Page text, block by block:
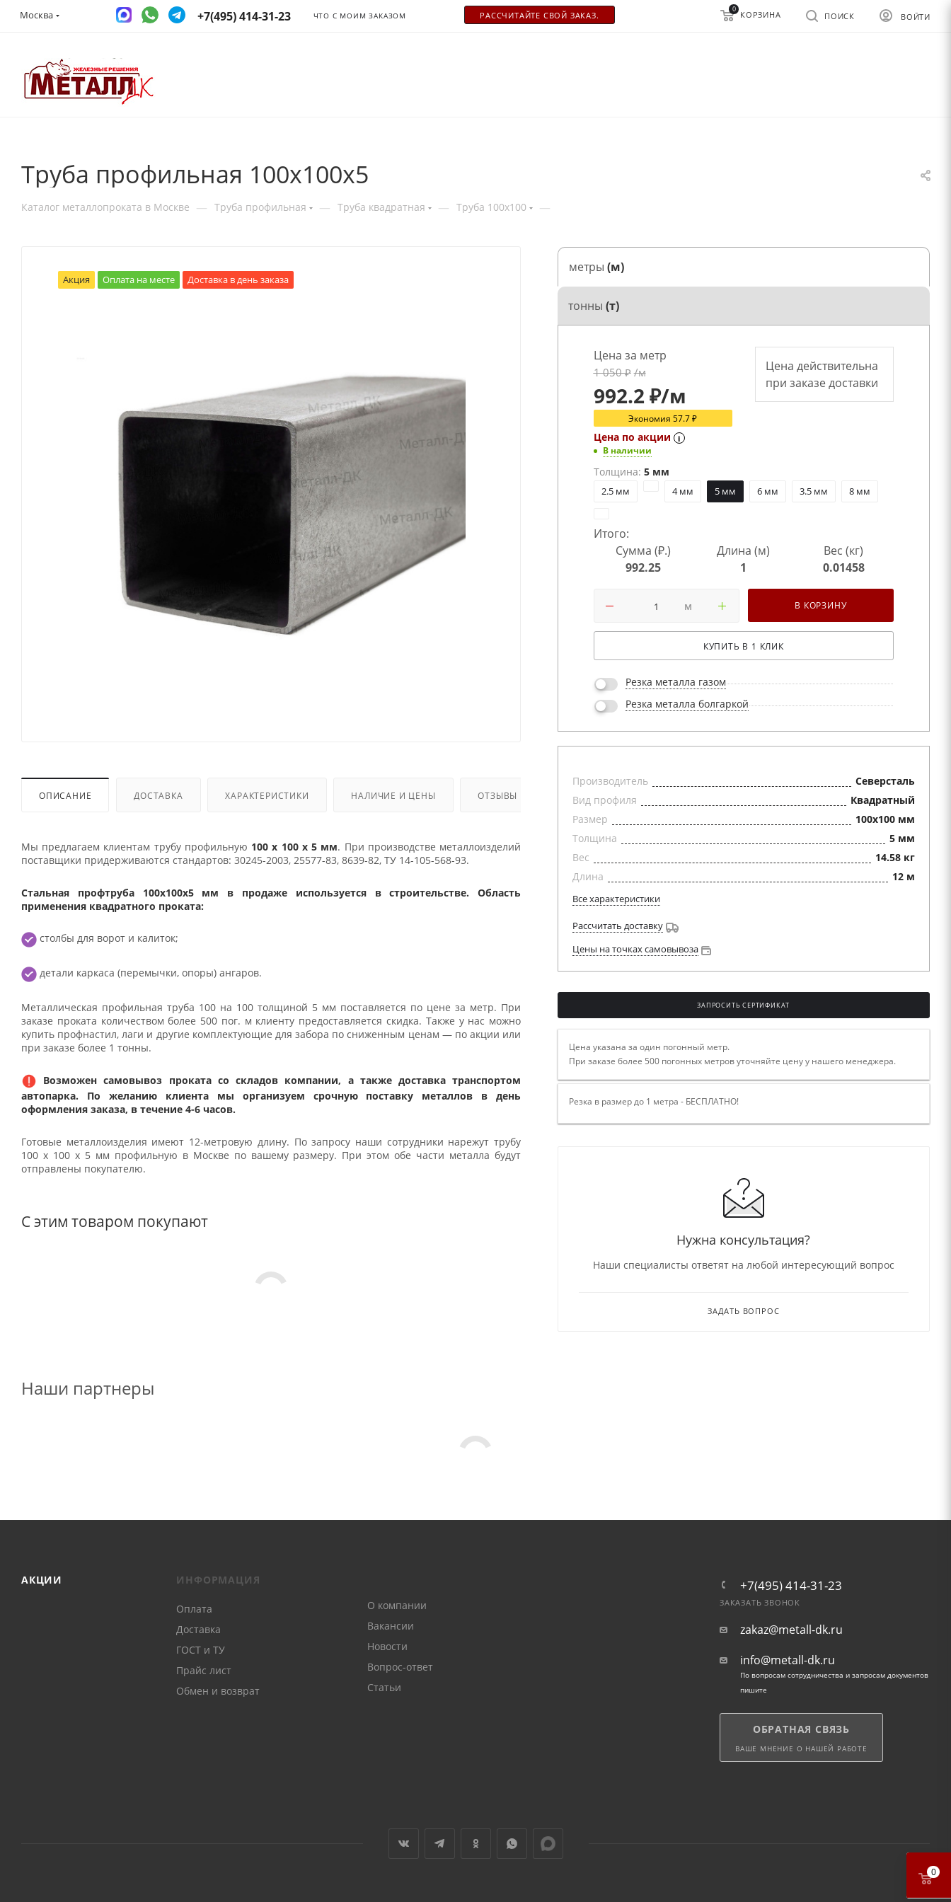
Москва +7(495) 414-31-23 ЧТО С МОИМ ЗАКАЗОМ РАСCЧИТАЙТЕ СВОЙ ЗАКАЗ. ВОЙТИ
ПОИСК
0
КОРЗИНА
Труба профильная 100х100х5
Каталог металлопроката в Москве — Труба профильная — Труба квадратная — Труба 100x100 —
Акция Оплата на месте Доставка в день заказа
ОПИСАНИЕ ДОСТАВКА ХАРАКТЕРИСТИКИ НАЛИЧИЕ И ЦЕНЫ ОТЗЫВЫ
Мы предлагаем клиентам трубу профильную 100 х 100 х 5 мм. При производстве металлоизделий
поставщики придерживаются стандартов: 30245-2003, 25577-83, 8639-82, ТУ 14-105-568-93.
Стальная профтруба 100х100х5 мм в продаже используется в строительстве. Область
применения квадратного проката:
столбы для ворот и калиток;
детали каркаса (перемычки, опоры) ангаров.
Металлическая профильная труба 100 на 100 толщиной 5 мм поставляется по цене за метр. При
заказе проката количеством более 500 пог. м клиенту предоставляется скидка. Также у нас можно
купить профнастил, лаги и другие комплектующие для забора по сниженным ценам — по акции или
при заказе более 1 тонны.
Возможен самовывоз проката со складов компании, а также доставка транспортом
автопарка. По желанию клиента мы организуем срочную поставку металлов в день
оформления заказа, в течение 4-6 часов.
Готовые металлоизделия имеют 12-метровую длину. По запросу наши сотрудники нарежут трубу
100 х 100 х 5 мм профильную в Москве по вашему размеру. При этом обе части металла будут
отправлены покупателю.
С этим товаром покупают
метры (м)
тонны (т)
Цена за метр
1 050₽ /м
992.2 ₽/м
Экономия 57.7₽
Цена по акции i
В наличии
Цена действительна
при заказе доставки
Толщина: 5 мм
2.5 мм 4 мм 5 мм 6 мм 3.5 мм 8 мм
Итого:
Сумма (₽.)
992.25
Длина (м)
1
Вес (кг)
0.01458
м В КОРЗИНУ
КУПИТЬ В 1 КЛИК
Резка металла газом
Резка металла болгаркой
Производитель
Северсталь
Вид профиля
Квадратный
Размер
100x100 мм
Толщина
5 мм
Вес
14.58 кг
Длина
12 м
Все характеристики
Рассчитать доставку
Цены на точках самовывоза
ЗАПРОСИТЬ СЕРТИФИКАТ
Цена указана за один погонный метр.
При заказе более 500 погонных метров уточняйте цену у нашего менеджера.
Резка в размер до 1 метра - БЕСПЛАТНО!
Нужна консультация?
Наши специалисты ответят на любой интересующий вопрос
ЗАДАТЬ ВОПРОС
Наши партнеры
АКЦИИ ИНФОРМАЦИЯ
Оплата
Доставка
ГОСТ и ТУ
Прайс лист
Обмен и возврат
О компании
Вакансии
Новости
Вопрос-ответ
Статьи
+7(495) 414-31-23
ЗАКАЗАТЬ ЗВОНОК
zakaz@metall-dk.ru
info@metall-dk.ru
По вопросам сотрудничества и запросам документов
пишите
ОБРАТНАЯ СВЯЗЬ
ВАШЕ МНЕНИЕ О НАШЕЙ РАБОТЕ
0